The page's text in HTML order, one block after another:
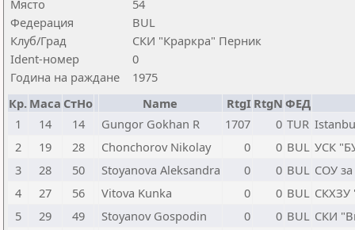
Място
54
Федерация
BUL
Клуб/Град
СКИ "Краркра" Перник
Ident-номер
0
Година на раждане
1975
Кр. Маса СтНо Name RtgI RtgN ФЕД
1
14 14 Gungor Gokhan R 1707 0 TUR
2
19 28 Chonchorov Nikolay 0 0 BUL УСК
3
28 50 Stoyanova Aleksandra 0 0 BUL СОУ
4
27 56 Vitova Kunka 0 0 BUL СКХЗУ
5
29 49 Stoyanov Gospodin 0 0 BUL СКИ